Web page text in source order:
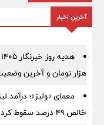
آخرین اخبار
هزار تومان و آخرین
خالص ۴۹ درصد سقوط کرد